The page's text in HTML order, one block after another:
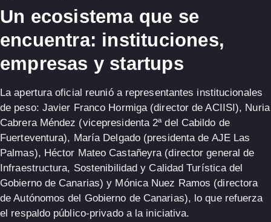
Un ecosistema que se
encuentra: instituciones,
empresas y startups
La apertura oficial reunió a representantes institucionales
de peso: Javier Franco Hormiga (director de ACIISI), Nuria
Cabrera Méndez (vicepresidenta 2ª del Cabildo de
Fuerteventura), María Delgado (presidenta de AJE Las
Palmas), Héctor Mateo Castañeyra (director general de
Infraestructura, Sostenibilidad y Calidad Turística del
Gobierno de Canarias) y Mónica Nuez Ramos (directora
de Autónomos del Gobierno de Canarias), lo que refuerza
el respaldo público-privado a la iniciativa.